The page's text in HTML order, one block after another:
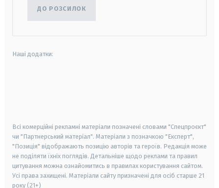
ДО РОЗСИЛОК
Наші додатки:
Всі комерційні рекламні матеріали позначені словами "Спецпроєкт"
чи "Партнерський матеріал". Матеріали з позначкою "Експерт",
"Позиція" відображають позицію авторів та героїв. Редакція може
не поділяти їхніх поглядів. Детальніше щодо реклами та правил
цитування можна ознайомитись в правилах користування сайтом.
Усі права захищені. Матеріали сайту призначені для осіб старше 21
року (21+)